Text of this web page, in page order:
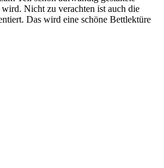
Nicht zu verachten ist auch die
Das wird eine schöne Bettlektüre